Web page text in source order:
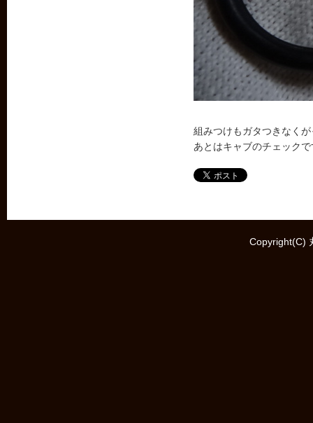
組みつけもガタつきなく
あとはキャブのチェックで
Copyright(C)